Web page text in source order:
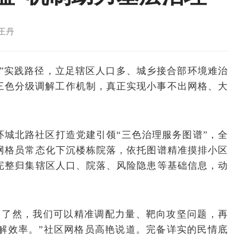
丹
践路径，立足辖区人口多、城乡接合部环境难治
分级调解工作机制，真正实现小事不出网格、大
北路社区打造党建引领“三色治理服务图谱”，全
员常态化下沉楼栋院落，依托图谱精准摸排小区
归集辖区人口、院落、风险隐患等基础信息，动
然，我们可以精准调配力量、靶向攻坚问题，再
效率。”社区网格员高艳说道。完备详实的民情底